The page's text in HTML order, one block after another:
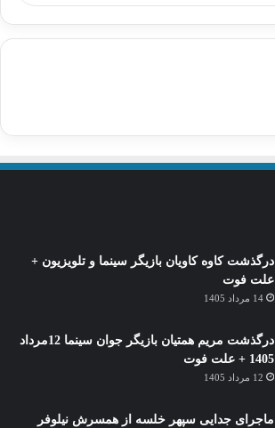
درگذشت کاوه کاویان بازیگر سینما و تلویزیون +
علت فوت
14 مرداد 1405
درگذشت مریم همتیان بازیگر جوان سینما 12مرداد
1405 + علت فوت
12 مرداد 1405
ماجرای جدایی سپهر خلسه از همسرش نیلوفر